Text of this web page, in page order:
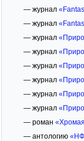
— журнал
— журнал
— журнал
— журнал
— журнал
— журнал
— журнал
— журнал
— роман
— антологию